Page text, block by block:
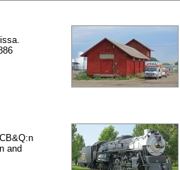
and